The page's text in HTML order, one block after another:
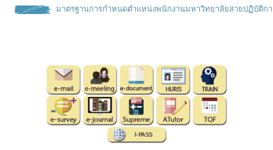
มาตรฐานการกำหนดตำเเหน่งพนักงานมหาวิทยาลัยสายปฏิบัติก